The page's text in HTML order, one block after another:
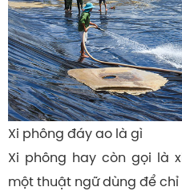
Xi phông đáy ao là gì
Xi phông hay còn gọi là
một thuật ngữ dùng để